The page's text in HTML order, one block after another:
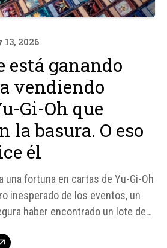
13, 2026
está ganando
vendiendo
Gi-Oh que
la basura. O eso
él
una fortuna en cartas de Yu-Gi-Oh
inesperado de los eventos, un
haber encontrado un lote de
de dólares. La noticia ha